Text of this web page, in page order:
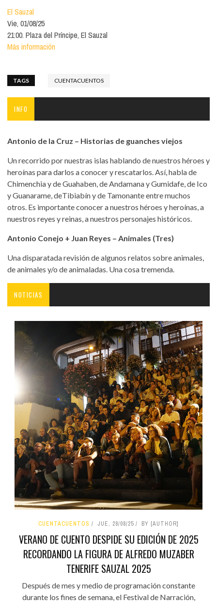
El Sauzal
Vie, 01/08/25
21:00. Plaza del Príncipe, El Sauzal
Más información
TAGS CUENTACUENTOS
INFO
Antonio de la Cruz – Historias de guanches viejos
Un recorrido por nuestras islas hablando de nuestros héroes y
heroínas para darlos a conocer y rescatarlos. Así, habla de
Chimenchia y de Guahaben, de Andamana y Gumidafe, de Ico
y Guanarame, deTibiabín y de Tamonante entre muchos
otros. Es importante conocer a nuestros héroes y heroínas, a
nuestros reyes y reinas, a nuestros personajes históricos.
Antonio Conejo + Juan Reyes – Animales (Tres)
Una disparatada revisión de algunos relatos sobre animales,
de animales y/o de animaladas. Una cosa tremenda.
NOTICIAS
CUENTACUENTOS JUE, 28/08/25 BY [AUTHOR]
VERANO DE CUENTO DESPIDE SU EDICIÓN DE 2025
RECORDANDO LA FIGURA DE ALFREDO MUZABER
TENERIFE SAUZAL 2025
Después de mes y medio de programación constante
durante los fines de semana, el Festival de Narración,